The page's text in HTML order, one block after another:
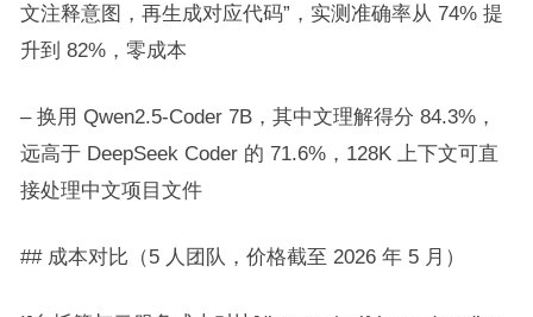
文注释意图，再生成对应代码”，实测准确率从 74% 提
升到 82%，零成本
– 换用 Qwen2.5-Coder 7B，其中文理解得分 84.3%，
远高于 DeepSeek Coder 的 71.6%，128K 上下文可直
接处理中文项目文件
## 成本对比（5 人团队，价格截至 2026 年 5 月）